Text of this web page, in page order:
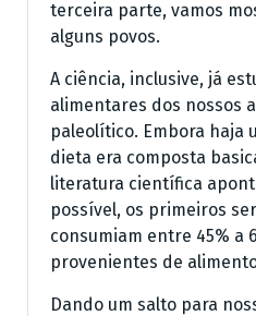
terceira parte, vamos
alguns povos.
A ciência, inclusive, já
alimentares dos nossos
paleolítico. Embora haja
dieta era composta
literatura científica
possível, os primeiros
consumiam entre 45% a
provenientes de
Dando um salto para